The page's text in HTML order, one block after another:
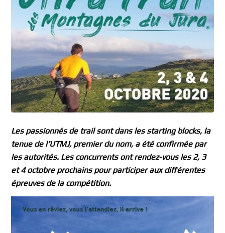
Les passionnés de trail sont dans les starting blocks, la
tenue de l’UTMJ, premier du nom, a été confirmée par
les autorités. Les concurrents ont rendez-vous les 2, 3
et 4 octobre prochains pour participer aux différentes
épreuves de la compétition.